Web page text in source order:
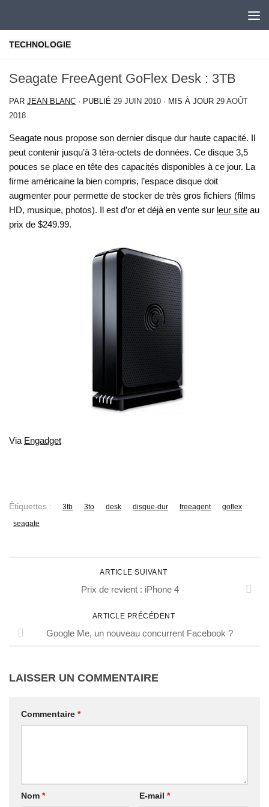
TECHNOLOGIE
Seagate FreeAgent GoFlex Desk : 3TB
PAR JEAN BLANC · PUBLIÉ 29 JUIN 2010 · MIS À JOUR 29 AOÛT
2018
Seagate nous propose son dernier disque dur haute capacité. Il
peut contenir jusqu’à 3 téra-octets de données. Ce disque 3,5
pouces se place en tête des capacités disponibles à ce jour. La
firme américaine la bien compris, l’espace disque doit
augmenter pour permette de stocker de très gros fichiers (films
HD, musique, photos). Il est d’or et déjà en vente sur leur site au
prix de $249.99.
Via Engadget
Étiquettes : 3tb 3to desk disque-dur freeagent
goflex
seagate
ARTICLE SUIVANT
Prix de revient : iPhone 4
ARTICLE PRÉCÉDENT
Google Me, un nouveau concurrent Facebook ?
LAISSER UN COMMENTAIRE
Commentaire *
Nom * E-mail *